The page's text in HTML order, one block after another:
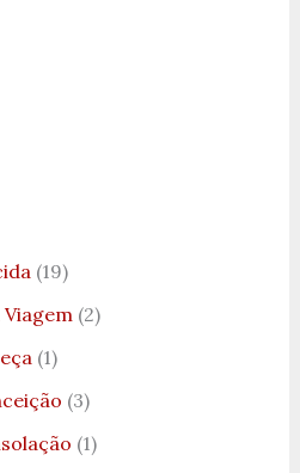
(19)
Viagem(2)
(1)
(3)
(1)